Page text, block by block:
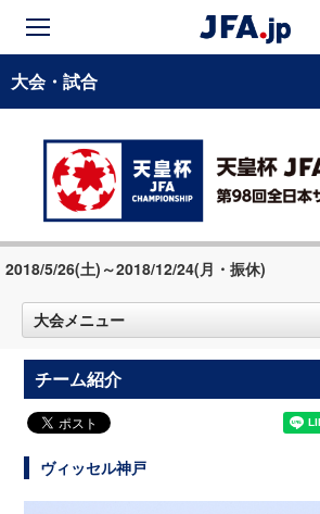
大会・試合
2018/5/26(土)～2018/12/24(月・振休)
大会メニュー
チーム紹介
ヴィッセル神戸